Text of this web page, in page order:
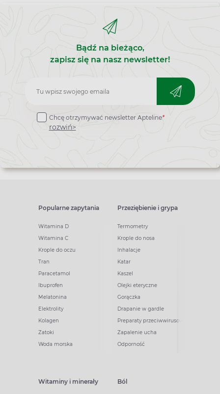
Bądź na bieżąco,
zapisz się na nasz newsletter!
Zapisz
do
newslettera
Chcę otrzymywać newsletter Apteline*
rozwiń>
Popularne zapytania
Witamina D
Witamina C
Krople do oczu
Tran
Paracetamol
Ibuprofen
Melatonina
Elektrolity
Kolagen
Zatoki
Woda morska
Przeziębienie i grypa
Termometry
Krople do nosa
Inhalacje
Katar
Kaszel
Olejki eteryczne
Gorączka
Drapanie w gardle
Preparaty przeciwwirusowe
Zapalenie ucha
Odporność
Witaminy i minerały Ból